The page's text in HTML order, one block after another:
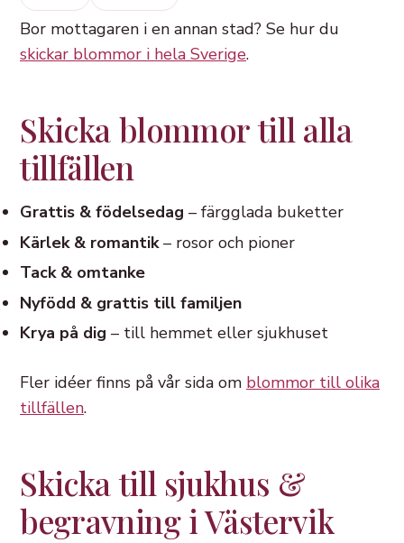
Bor mottagaren i en annan stad? Se hur du
skickar blommor i hela Sverige.
Skicka blommor till alla
tillfällen
Grattis & födelsedag – färgglada buketter
Kärlek & romantik– rosor och pioner
Tack & omtanke
Nyfödd & grattis till familjen
Krya på dig – till hemmet eller sjukhuset
Fler idéer finns på vår sida om blommor till olika
tillfällen.
Skicka till sjukhus &
begravning i Västervik